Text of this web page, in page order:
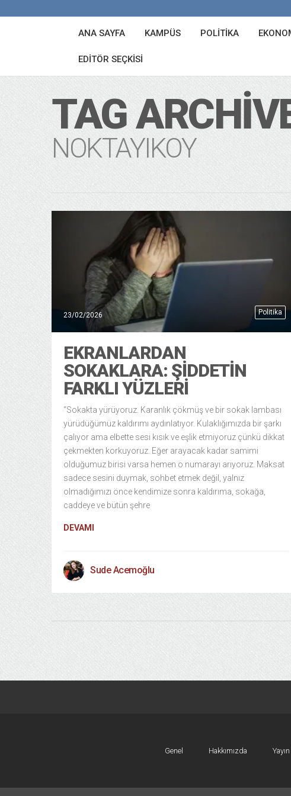
ANA SAYFA KAMPÜS POLITIKA
EDITÖR SEÇKISI
TAG
NOKTAYIKOY
Politika
23/02/2026
EKRANLARDAN
SOKAKLARA: ŞİDDETİN
FARKLI YÜZLERİ
“Sokakta yürüyoruz. Karanlık çökmüş ve bir sokak lambası
yürüdüğümüz kaldırımı aydınlatıyor. Kulaklığımızda bir şarkı
çalıyor ama elbette sesi kısık ve eşlik etmiyoruz çünkü dikkat
çekmekten korkuyoruz. Eğer arayacak kadar samimi
olduğumuz birisi varsa hemen o numarayı arıyoruz. Maksat
sadece sesini duymak, sohbet etmek değil, yalnız
olmadığımızı önce kendimize sonra kaldırıma, sokağa,
caddeye ve bütün şehre
DEVAMI
Sude Acemoğlu
Genel Hakkımızda